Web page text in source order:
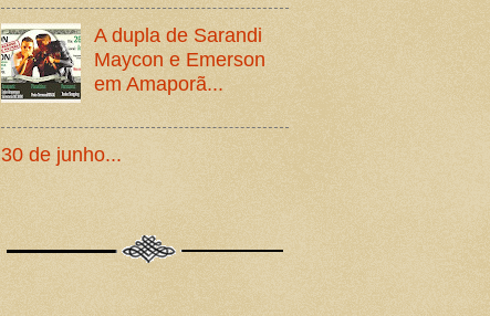
A dupla de Sarandi
Maycon e Emerson
em Amaporã...
30 de junho...